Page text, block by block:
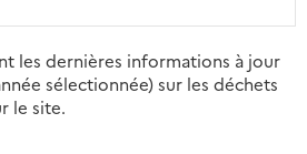
les dernières informations à jour
sélectionnée) sur les déchets
le site.